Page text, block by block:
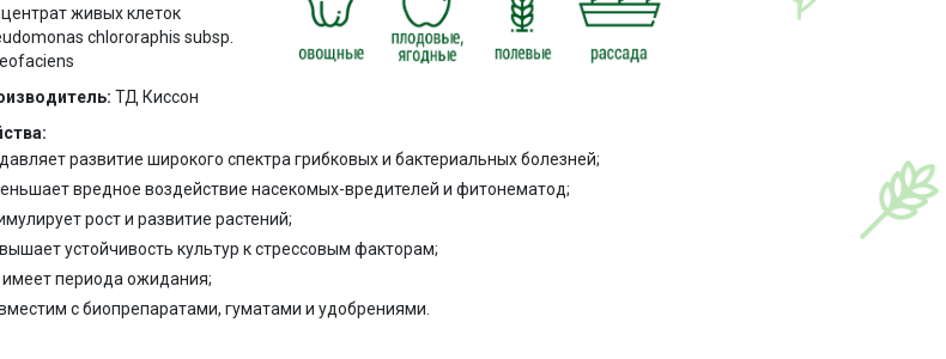
живых клеток
chlororaphis subsp.
ТД Киссон
развитие широкого спектра грибковых и бактериальных болезней;
вредное воздействие насекомых-вредителей и фитонематод;
рост и развитие растений;
устойчивость культур к стрессовым факторам;
имеет периода ожидания;
с биопрепаратами, гуматами и удобрениями.